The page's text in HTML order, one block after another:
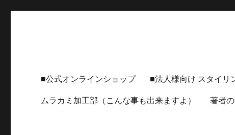
■公式オンラインショップ ■法人様向け スタイリ
ムラカミ加工部（こんな事も出来ますよ） 著者